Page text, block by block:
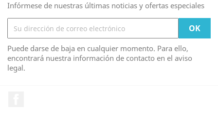
Infórmese de nuestras últimas noticias y ofertas especiales
Puede darse de baja en cualquier momento. Para ello,
encontrará nuestra información de contacto en el aviso
legal.